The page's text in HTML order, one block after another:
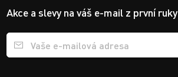
Akce a slevy na váš e-mail z první ruky
Přihlášení e-mailu k odběru